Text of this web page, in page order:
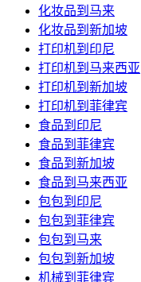
化妆品到马来
化妆品到新加坡
打印机到印尼
打印机到马来西亚
打印机到新加坡
打印机到菲律宾
食品到印尼
食品到菲律宾
食品到新加坡
食品到马来西亚
包包到印尼
包包到菲律宾
包包到马来
包包到新加坡
机械到菲律宾